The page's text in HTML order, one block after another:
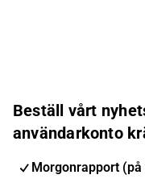
Beställ vårt
användarkonto
Morgonrapport